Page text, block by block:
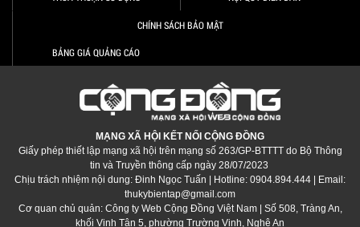
CHÍNH SÁCH BẢO MẬT
BẢNG GIÁ QUẢNG CÁO
MẠNG XÃ HỘI KẾT NỐI CỘNG ĐỒNG
Giấy phép thiết lập mạng xã hội trên mạng số 263/GP-BTTTT do Bộ Thông
tin và Truyền thông cấp ngày 28/07/2023
Chịu trách nhiệm nội dung: Đinh Ngọc Tuấn | Hotline: 0904.894.444 | Email:
thukybientap@gmail.com
Cơ quan chủ quản: Công ty Web Cộng Đồng Việt Nam | Số 508, Tràng An,
khối Vinh Tân 5, phường Trường Vinh, Nghệ An